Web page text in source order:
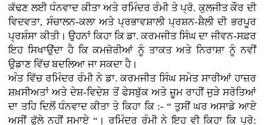
ਕੱਢਣ ਲਈ ਧੰਨਵਾਦ ਕੀਤਾ ਅਤੇ ਰਮਿੰਦਰ ਰੰਮੀ ਤੇ ਪ੍ਰੋ. ਕੁਲਜੀਤ ਕੌਰ ਦੀ
ਵਿਦਵਤਾ, ਸੰਚਾਲਨ-ਕਲਾ ਅਤੇ ਪ੍ਰਭਾਵਸ਼ਾਲੀ ਪ੍ਰਸ਼ਨ-ਸ਼ੈਲੀ ਦੀ ਭਰਪੂਰ
ਪ੍ਰਸ਼ੰਸਾ ਕੀਤੀ। ਉਹਨਾਂ ਕਿਹਾ ਕਿ ਡਾ. ਕਰਮਜੀਤ ਸਿੰਘ ਦਾ ਜੀਵਨ-ਸਫ਼ਰ
ਇਹ ਸਿਖਾਉਂਦਾ ਹੈ ਕਿ ਕਮਜ਼ੋਰੀਆਂ ਨੂੰ ਤਾਕਤ ਅਤੇ ਨਿਰਾਸ਼ਾ ਨੂੰ ਨਵੀਂ
ਉਡਾਣ ਵਿੱਚ ਬਦਲਿਆ ਜਾ ਸਕਦਾ ਹੈ।
ਅੰਤ ਵਿੱਚ ਰਮਿੰਦਰ ਰੰਮੀ ਨੇ ਡਾ. ਕਰਮਜੀਤ ਸਿੰਘ ਸਮੇਤ ਸਾਰੀਆਂ ਹਾਜ਼ਰ
ਸ਼ਖ਼ਸੀਅਤਾਂ ਅਤੇ ਦੇਸ਼-ਵਿਦੇਸ਼ ਤੋਂ ਫੇਸਬੁੱਕ ਅਤੇ ਜ਼ੂਮ ਰਾਹੀਂ ਜੁੜੇ ਸਰੋਤਿਆਂ
ਦਾ ਤਹਿ ਦਿਲੋਂ ਧੰਨਵਾਦ ਕੀਤਾ ਤੇ ਕਿਹਾ ਕਿ :- “ ਤੁਸੀਂ ਘਰ ਅਸਾਡੇ ਆਏ
ਅਸੀਂ ਫੁੱਲੇ ਨਹੀਂ ਸਮਾਏ “। ਰਮਿੰਦਰ ਰੰਮੀ ਨੇ ਇਹ ਵੀ ਕਿਹਾ ਕਿ ਪ੍ਰੋ: